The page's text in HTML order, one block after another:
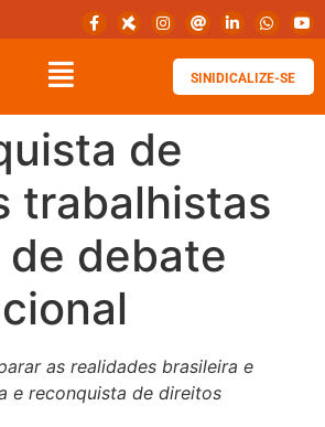
SINIDICALIZE-SE
de
trabalhistas
de debate
as realidades brasileira e
e reconquista de direitos